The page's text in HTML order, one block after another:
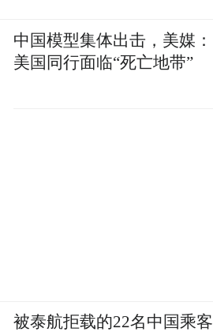
中国模型集体出击，美媒：
美国同行面临“死亡地带”
被泰航拒载的22名中国乘客